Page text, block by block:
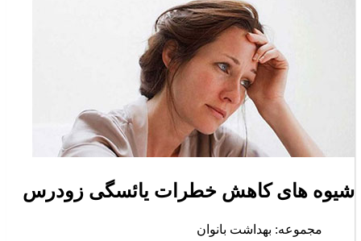
شیوه های کاهش خطرات یائسگی زودرس
مجموعه: بهداشت بانوان